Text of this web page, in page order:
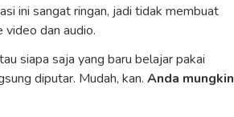
ini sangat ringan, jadi tidak membuat
dan audio.
siapa saja yang baru belajar pakai
diputar. Mudah, kan.Anda mungkin